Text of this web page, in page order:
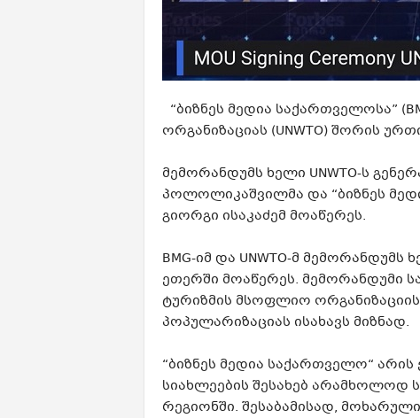
“ბიზნეს მედია საქართველოსა”
ორგანიზაციას (UNWTO) შორის
მემორანდუმს ხელი UNWTO-ს
პოლოლიკაშვილმა და “ბიზნეს
გიორგი ისაკაძემ მოაწერეს.
BMG-იმ და UNWTO-მ მემორანდუმს
ეთერში მოაწერეს. მემორანდუმი
ტურიზმის მსოფლიო
პოპულარიზაციას ისახავს მიზნად.
“ბიზნეს მედია საქართველო“
სიახლეების შესახებ არამხოლოდ
რეგიონში. შესაბამისად,